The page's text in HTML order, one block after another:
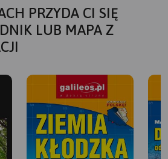
PRZYDA CI SIĘ
LUB MAPA Z